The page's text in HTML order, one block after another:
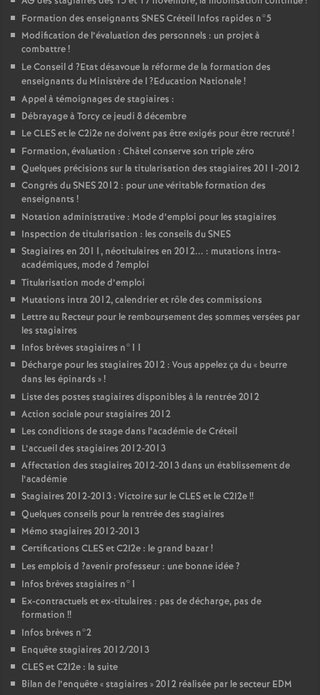
Formation des enseignants SNESCréteil Infos rapides n°5
Modification de l’évaluation des personnels : un projet à
combattre!
Le Conseil d ?Etat désavoue la réforme de la formation des
enseignants du Ministère de l?Education Nationale!
Appel à témoignages de stagiaires :
Débrayage à Torcy ce jeudi 8 décembre
LeCLESet le C2i2e ne doivent pas être exigés pour être recruté!
Formation, évaluation : Châtel conserve son triple zéro
Quelques précisions sur la titularisation des stagiaires 2011-2012
Congrès duSNES2012 : pour une véritable formation des
enseignants !
Notation administrative : Mode d’emploi pour les stagiaires
Inspection de titularisation : les conseils duSNES
Stagiaires en 2011, néotitulaires en 2012... : mutations intra-
académiques, mode d ?emploi
Titularisation mode d’emploi
Mutations intra 2012, calendrier et rôle des commissions
Lettre au Recteur pour le remboursement des sommes versées par
les stagiaires
Infos brèves stagiaires n°11
Décharge pour les stagiaires 2012 : Vous appelez ça du « beurre
dans les épinards »!
Liste des postes stagiaires disponibles à la rentrée 2012
Action sociale pour stagiaires 2012
Les conditions de stage dans l’académie de Créteil
L’accueil des stagiaires 2012-2013
Affectation des stagiaires 2012-2013 dans un établissement de
l’académie
Stagiaires 2012-2013 : Victoire sur leCLESet le C2I2e!!
Quelques conseils pour la rentrée des stagiaires
Mémo stagiaires 2012-2013
Certifications CLESet C2I2e : le grand bazar!
Les emplois d ?avenir professeur : une bonne idée?
Infos brèves stagiaires n°1
Ex-contractuels et ex-titulaires : pas de décharge, pas de
formation !!
Infos brèves n°2
Enquête stagiaires 2012/2013
CLESet C2I2e : la suite
Bilan de l’enquête «stagiaires » 2012 réalisée par le secteur EDM